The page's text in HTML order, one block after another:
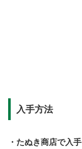
入手方法
・たぬき商店で入手